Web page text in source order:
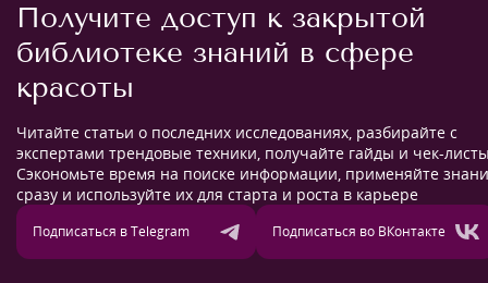
Получите доступ к закрытой
библиотеке знаний в сфере
красоты
Читайте статьи о последних исследованиях, разбирайте с
экспертами трендовые техники, получайте гайды и чек-
Сэкономьте время на поиске информации, применяйте
сразу и используйте их для старта и роста в карьере
Подписаться в Telegram Подписаться во ВКонтакте